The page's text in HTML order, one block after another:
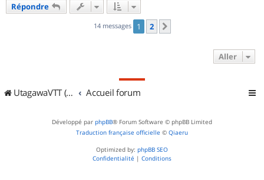
Répondre
14 messages 1 2
Aller
UtagawaVTT (Randos VTT et VTTAE avec traces GPS) Accueil forum
Développé par phpBB® Forum Software © phpBB Limited
Traduction française officielle © Qiaeru
Optimized by: phpBB SEO
Confidentialité | Conditions